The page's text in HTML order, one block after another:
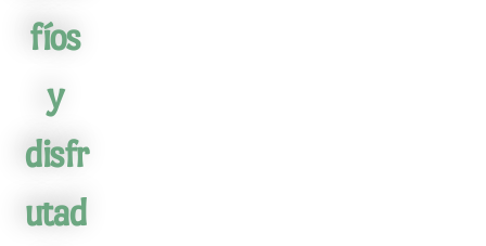
fíos
y
disfr
utad